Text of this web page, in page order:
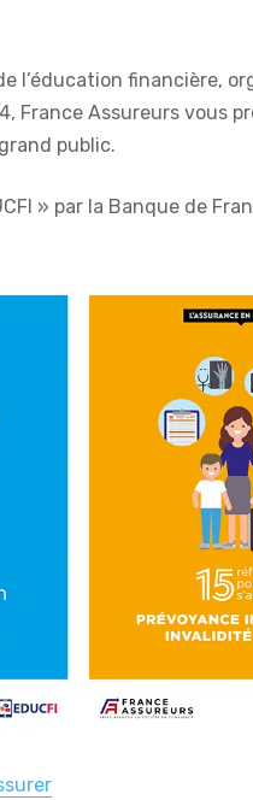
l’éducation financière,
France Assureurs vous
public.
» par la Banque de